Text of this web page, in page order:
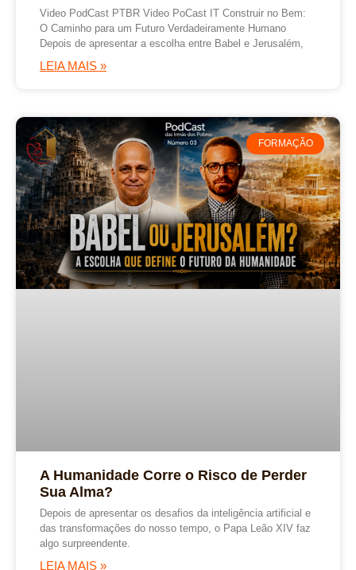
Video PodCast PTBR Video PoCast IT Construir no Bem:
O Caminho para um Futuro Verdadeiramente Humano
Depois de apresentar a escolha entre Babel e Jerusalém,
LEIA MAIS »
FORMAÇÃO
A Humanidade Corre o Risco de Perder
Sua Alma?
Depois de apresentar os desafios da inteligência artificial e
das transformações do nosso tempo, o Papa Leão XIV faz
algo surpreendente.
LEIA MAIS »